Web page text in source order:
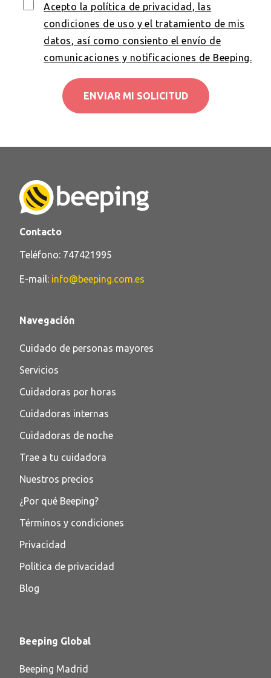
Acepto la política de privacidad, las
condiciones de uso y el tratamiento de mis
datos, así como consiento el envío de
comunicaciones y notificaciones de Beeping.
Contacto
Teléfono: 747421995
E-mail: info@beeping.com.es
Navegación
Cuidado de personas mayores
Servicios
Cuidadoras por horas​
Cuidadoras internas​
Cuidadoras de noche​
Trae a tu cuidadora
Nuestros precios
¿Por qué Beeping?
Términos y condiciones
Privacidad
Politica de privacidad
Blog
Beeping Global
Beeping Madrid